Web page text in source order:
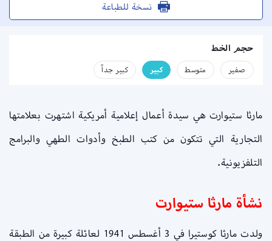
نسخة للطباعة
حجم الخط
صفير متوسط كبير كبير جداً
مارثا ستيوارت هي سيدة أعمال إعلامية أمريكية اشتهرت بعلامتها
التجارية التي تتكون من كتب الطبخ وأدوات الطهي والبرامج
التلفزيونية.
نشأة مارثا ستيوارت
ولدت مارثا كوستيرا في 3 أغسطس 1941 لعائلة كبيرة من الطبقة